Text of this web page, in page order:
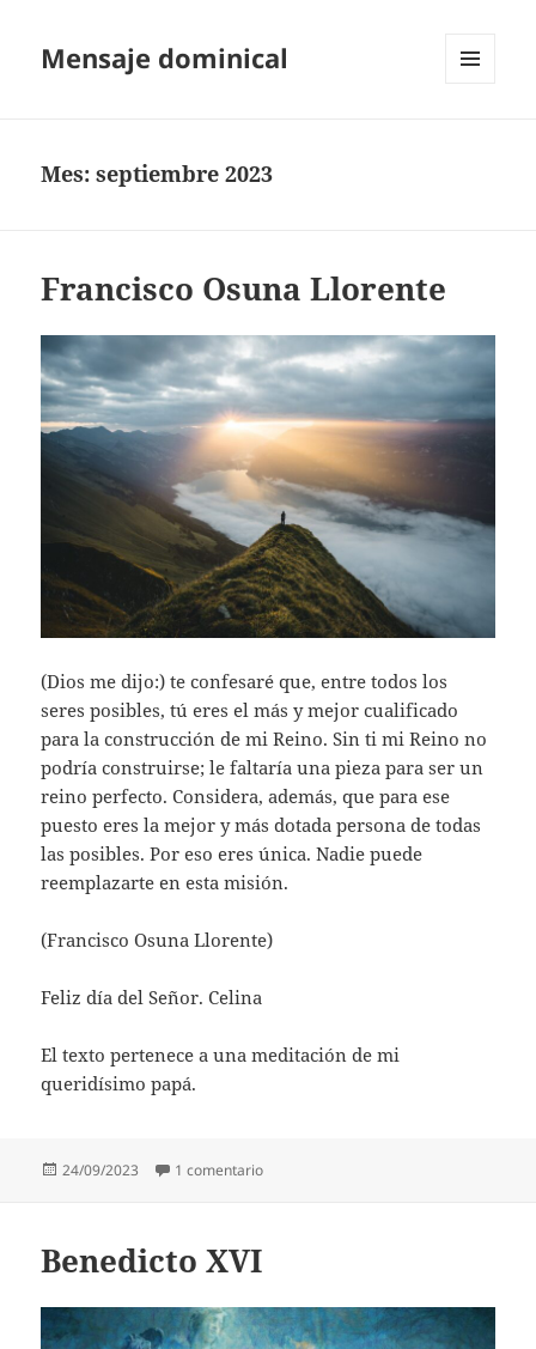
Mensaje dominical
Mes:septiembre 2023
Francisco Osuna Llorente
(Dios me dijo:) te confesaré que, entre todos los
seres posibles, tú eres el más y mejor cualificado
para la construcción de mi Reino. Sin ti mi Reino no
podría construirse; le faltaría una pieza para ser un
reino perfecto. Considera, además, que para ese
puesto eres la mejor y más dotada persona de todas
las posibles. Por eso eres única. Nadie puede
reemplazarte en esta misión.
(Francisco Osuna Llorente)
Feliz día del Señor. Celina
El texto pertenece a una meditación de mi
queridísimo papá.
Publicado
24/09/2023 1 comentarioen Francisco Osuna Llorente
Benedicto XVI